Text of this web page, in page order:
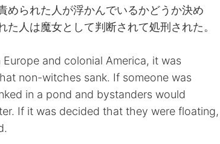
められた人が浮かんでいるかどうか決め
人は魔女として判断されて処刑された。
and colonial America, it was
non-witches sank. If someone was
in a pond and bystanders would
If it was decided that they were floating,